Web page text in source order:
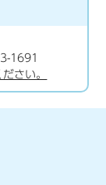
1691
さい。